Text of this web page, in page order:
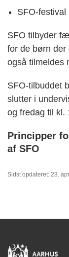
SFO-festival
SFO tilbyder
for de børn der
også tilmeldes
SFO-tilbuddet
slutter i
og fredag til kl.
Principper
af SFO
Sidst opdateret: 23.